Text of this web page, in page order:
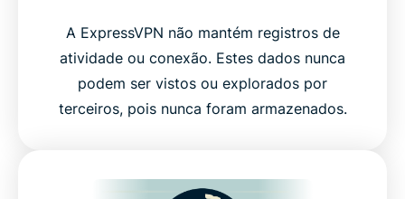
A ExpressVPN não mantém registros de
atividade ou conexão. Estes dados nunca
podem ser vistos ou explorados por
terceiros, pois nunca foram armazenados.